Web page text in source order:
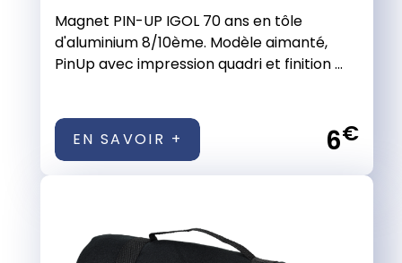
Magnet PIN-UP IGOL 70 ans en tôle
d'aluminium 8/10ème. Modèle aimanté,
PinUp avec impression quadri et finition ...
EN SAVOIR + 6€